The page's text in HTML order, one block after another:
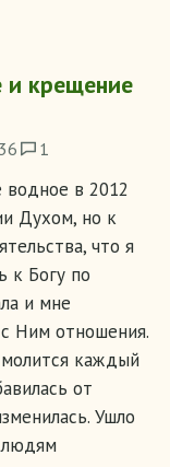
и крещение
1
в 2012
Духом, но к
что я
к Богу по
и мне
Ним отношения.
молится каждый
от
Ушло
людям